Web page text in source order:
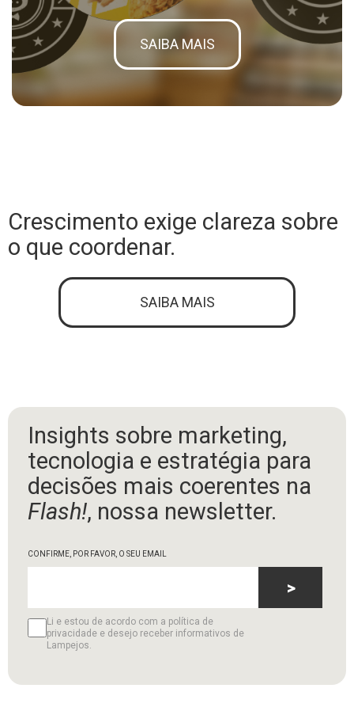
SAIBA MAIS
Crescimento exige clareza sobre
o que coordenar.
SAIBA MAIS
Insights sobre marketing,
tecnologia e estratégia para
decisões mais coerentes na
Flash!, nossa newsletter.
CONFIRME, POR FAVOR, O SEU EMAIL
Li e estou de acordo com a política de
privacidade e desejo receber informativos de
Lampejos.
>